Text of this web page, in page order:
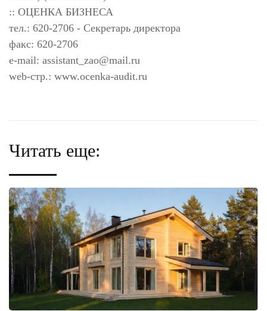
:: ОЦЕНКА БИЗНЕСА
тел.: 620-2706 - Секретарь директора
факс: 620-2706
e-mail: assistant_zao@mail.ru
web-стр.: www.ocenka-audit.ru
Читать еще: